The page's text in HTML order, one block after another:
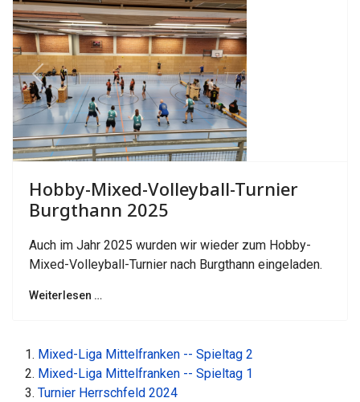
Previous
Hobby-Mixed-Volleyball-Turnier
Burgthann 2025
Auch im Jahr 2025 wurden wir wieder zum Hobby-
Mixed-Volleyball-Turnier nach Burgthann eingeladen.
Weiterlesen …
Mixed-Liga Mittelfranken -- Spieltag 2
Mixed-Liga Mittelfranken -- Spieltag 1
Turnier Herrschfeld 2024